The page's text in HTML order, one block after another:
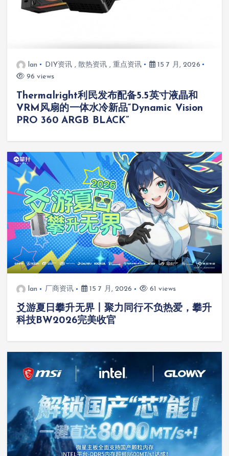
lan DIY资讯 , 散热资讯 , 重点资讯
15 7 月, 2026
96 views
Thermalright利民发布配备5.5英寸液晶和
VRM风扇的一体水冷新品“Dynamic Vision
PRO 360 ARGB BLACK”
lan 厂商资讯 15 7 月, 2026 61 views
爻游夏日攀升无界丨聚力同行不负热爱，攀升
科技BW2026完美收官